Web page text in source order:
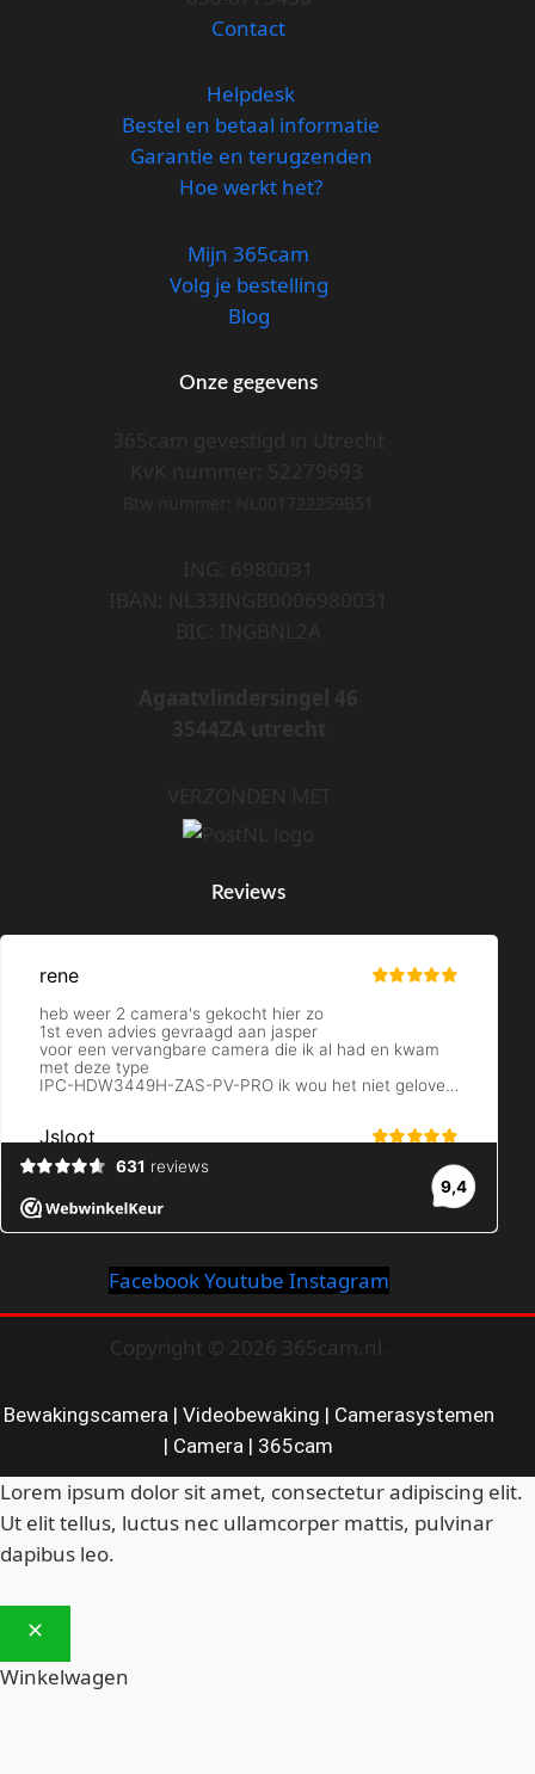
Contact
Helpdesk
Bestel en betaal informatie
Garantie en terugzenden
Hoe werkt het?
Mijn 365cam
Volg je bestelling
Blog
Onze gegevens
Reviews
FacebookYoutube Instagram
Copyright © 2026 365cam.nl.
Bewakingscamera | Videobewaking | Camerasystemen
| Camera | 365cam
Lorem ipsum dolor sit amet, consectetur adipiscing elit.
Ut elit tellus, luctus nec ullamcorper mattis, pulvinar
dapibus leo.
Winkelwagen